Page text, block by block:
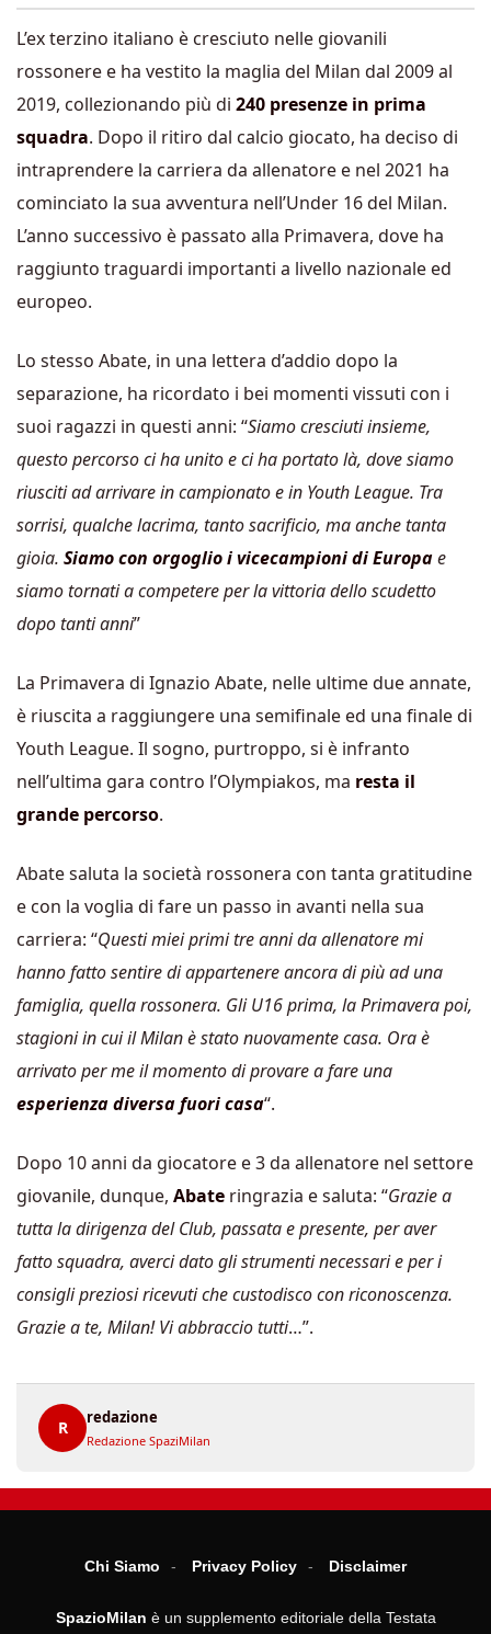
L’ex terzino italiano è cresciuto nelle giovanili
rossonere e ha vestito la maglia del Milan dal 2009 al
2019, collezionando più di 240 presenze in prima
squadra. Dopo il ritiro dal calcio giocato, ha deciso di
intraprendere la carriera da allenatore e nel 2021 ha
cominciato la sua avventura nell’Under 16 del Milan.
L’anno successivo è passato alla Primavera, dove ha
raggiunto traguardi importanti a livello nazionale ed
europeo.
Lo stesso Abate, in una lettera d’addio dopo la
separazione, ha ricordato i bei momenti vissuti con i
suoi ragazzi in questi anni: “Siamo cresciuti insieme,
questo percorso ci ha unito e ci ha portato là, dove siamo
riusciti ad arrivare in campionato e in Youth League. Tra
sorrisi, qualche lacrima, tanto sacrificio, ma anche tanta
gioia. Siamo con orgoglio i vicecampioni di Europae
siamo tornati a competere per la vittoria dello scudetto
dopo tanti anni”
La Primavera di Ignazio Abate, nelle ultime due annate,
è riuscita a raggiungere una semifinale ed una finale di
Youth League. Il sogno, purtroppo, si è infranto
nell’ultima gara contro l’Olympiakos, ma resta il
grande percorso.
Abate saluta la società rossonera con tanta gratitudine
e con la voglia di fare un passo in avanti nella sua
carriera: “Questi miei primi tre anni da allenatore mi
hanno fatto sentire di appartenere ancora di più ad una
famiglia, quella rossonera. Gli U16 prima, la Primavera poi,
stagioni in cui il Milan è stato nuovamente casa. Ora è
arrivato per me il momento di provare a fare una
esperienza diversa fuori casa“.
Dopo 10 anni da giocatore e 3 da allenatore nel settore
giovanile, dunque, Abate ringrazia e saluta: “Grazie a
tutta la dirigenza del Club, passata e presente, per aver
fatto squadra, averci dato gli strumenti necessari e per i
consigli preziosi ricevuti che custodisco con riconoscenza.
Grazie a te, Milan! Vi abbraccio tutti…”.
R
redazione
Redazione SpaziMilan
Chi Siamo Privacy Policy Disclaimer
SpazioMilan è un supplemento editoriale della Testata